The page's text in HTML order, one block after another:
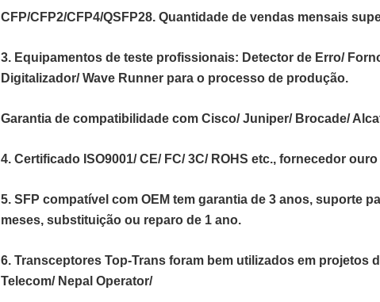
CFP/CFP2/CFP4/QSFP28. Quantidade de vendas mensais
3. Equipamentos de teste profissionais: Detector de Erro/
Digitalizador/ Wave Runner para o processo de produção.
Garantia de compatibilidade com Cisco/ Juniper/ Brocade/
4. Certificado ISO9001/ CE/ FC/ 3C/ ROHS etc., fornecedor
5. SFP compatível com OEM tem garantia de 3 anos, suporte
meses, substituição ou reparo de 1 ano.
6. Transceptores Top-Trans foram bem utilizados em projetos
Telecom/ Nepal Operator/